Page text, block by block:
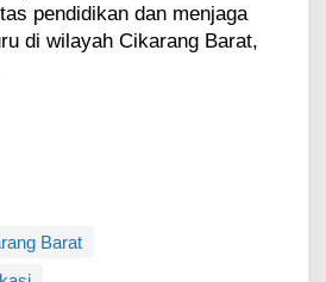
pendidikan dan menjaga
di wilayah Cikarang Barat,
Barat